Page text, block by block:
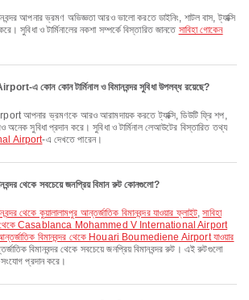
সুবিধা ও টার্মিনালের নকশা সম্পর্কে বিস্তারিত জানতে সাবিহা গোকেন
কোন কোন টার্মিনাল ও বিমানবন্দর সুবিধা উপলব্ধ রয়েছে?
অনেক সুবিধা প্রদান করে। সুবিধা ও টার্মিনাল লেআউটের বিস্তারিত তথ্য
Airport-এ দেখতে পারেন।
থেকে সবচেয়ে জনপ্রিয় বিমান রুট কোনগুলো?
থেকে কুয়ালালামপুর আন্তর্জাতিক বিমানবন্দর যাওয়ার ফ্লাইট,সাবিহা
থেকে Casablanca Mohammed V International Airport
আন্তর্জাতিক বিমানবন্দর থেকে Houari Boumediene Airport যাওয়ার
বিমানবন্দর থেকে সবচেয়ে জনপ্রিয় বিমানবন্দর রুট। এই রুটগুলো
প্রদান করে।